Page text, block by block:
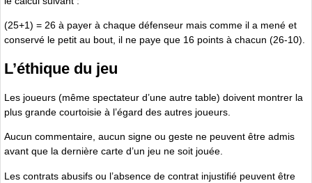
(25+1) = 26 à payer à chaque défenseur mais comme il a mené et
conservé le petit au bout, il ne paye que 16 points à chacun (26-10).
L’éthique du jeu
Les joueurs (même spectateur d’une autre table) doivent montrer la
plus grande courtoisie à l’égard des autres joueurs.
Aucun commentaire, aucun signe ou geste ne peuvent être admis
avant que la dernière carte d’un jeu ne soit jouée.
Les contrats abusifs ou l’absence de contrat injustifié peuvent être